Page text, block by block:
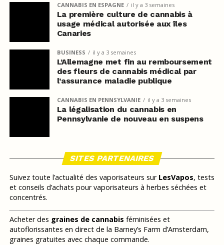
CANNABIS EN ESPAGNE il y a 3 semaines
La première culture de cannabis à
usage médical autorisée aux îles
Canaries
BUSINESS il y a 3 semaines
L’Allemagne met fin au remboursement
des fleurs de cannabis médical par
l’assurance maladie publique
CANNABIS EN PENNSYLVANIE il y a 3 semaines
La légalisation du cannabis en
Pennsylvanie de nouveau en suspens
SITES PARTENAIRES
Suivez toute l’actualité des vaporisateurs sur LesVapos, tests
et conseils d’achats pour vaporisateurs à herbes séchées et
concentrés.
Acheter des graines de cannabis féminisées et
autoflorissantes en direct de la Barney’s Farm d’Amsterdam,
graines gratuites avec chaque commande.